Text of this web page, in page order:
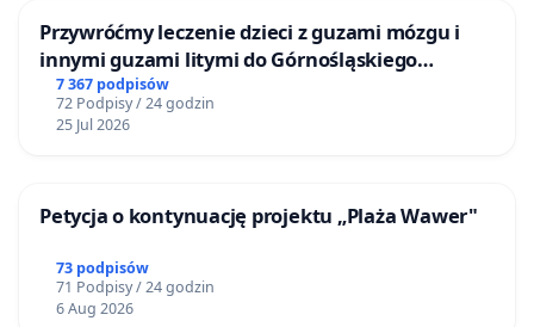
Przywróćmy leczenie dzieci z guzami mózgu i
innymi guzami litymi do Górnośląskiego
Centrum Zdrowia Dziecka w Katowicach
7 367 podpisów
72 Podpisy / 24 godzin
25 Jul 2026
Petycja o kontynuację projektu „Plaża Wawer"
73 podpisów
71 Podpisy / 24 godzin
6 Aug 2026